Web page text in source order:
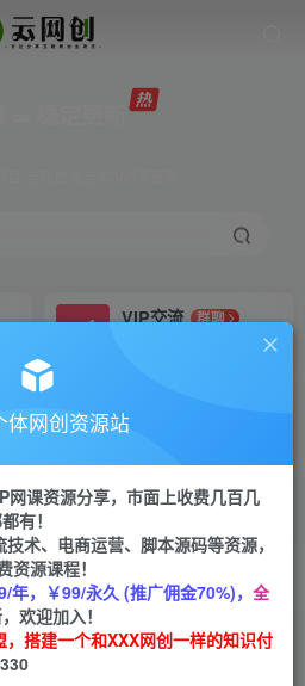
VIP交流
群聊
研究探讨更多创业项目路子。
招募站长
APP下载
GO
文
造热点公众号，赚取每月
视频教程）
体网创资源站
网课资源分享，市面上收费几百几
有！
术、电商运营、脚本源码等资源，
源课程！
年，￥99/永久 (推广佣金70%)， 全
欢迎加入！
搭建一个和XXX网创一样的知识付